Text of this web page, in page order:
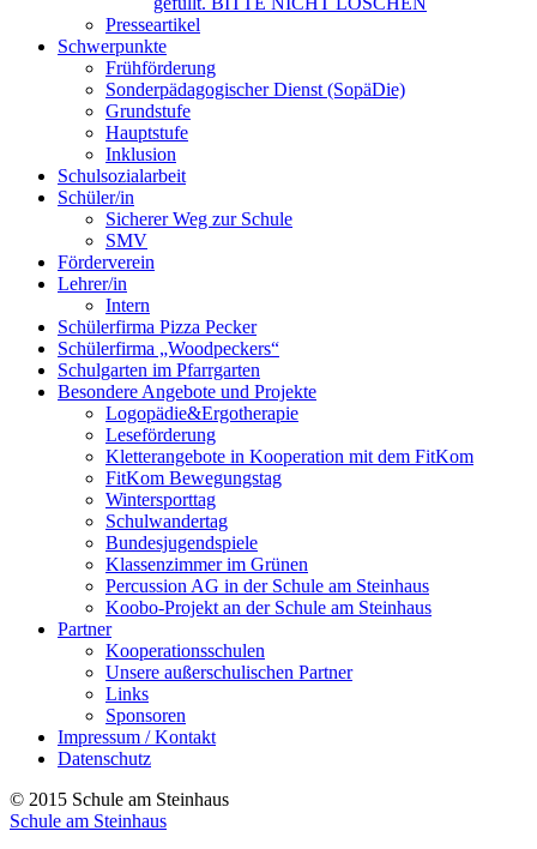
Presseartikel
Schwerpunkte
Frühförderung
Sonderpädagogischer Dienst (SopäDie)
Grundstufe
Hauptstufe
Inklusion
Schulsozialarbeit
Schüler/in
Sicherer Weg zur Schule
SMV
Förderverein
Lehrer/in
Intern
Schülerfirma Pizza Pecker
Schülerfirma „Woodpeckers“
Schulgarten im Pfarrgarten
Besondere Angebote und Projekte
Logopädie&Ergotherapie
Leseförderung
Kletterangebote in Kooperation mit dem FitKom
FitKom Bewegungstag
Wintersporttag
Schulwandertag
Bundesjugendspiele
Klassenzimmer im Grünen
Percussion AG in der Schule am Steinhaus
Koobo-Projekt an der Schule am Steinhaus
Partner
Kooperationsschulen
Unsere außerschulischen Partner
Links
Sponsoren
Impressum / Kontakt
Datenschutz
© 2015 Schule am Steinhaus
Schule am Steinhaus